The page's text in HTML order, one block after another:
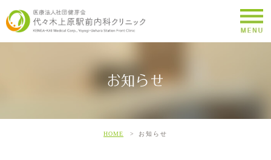
お知らせ
HOME お知らせ